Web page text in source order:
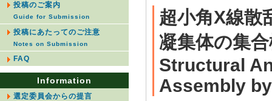
投稿のご案内
Guide for Submission
投稿にあたってのご注意
Notes on Submission
FAQ
Information
選定委員会からの提言
超小角X線散
凝集体の集
Structural
Assembly